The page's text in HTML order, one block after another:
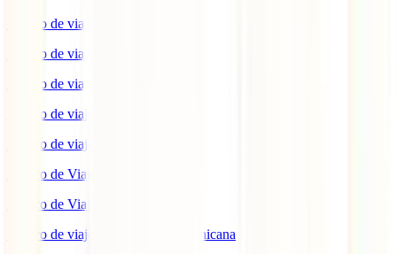
Seguro de viaje a EEUU
Seguro de viaje a Indonesia
Seguro de viaje a Marruecos
Seguro de viaje a Reino Unido
Seguro de viaje a México
Seguro de Viaje a Tailandia
Seguro de Viaje a China
Seguro de viaje a República Dominicana